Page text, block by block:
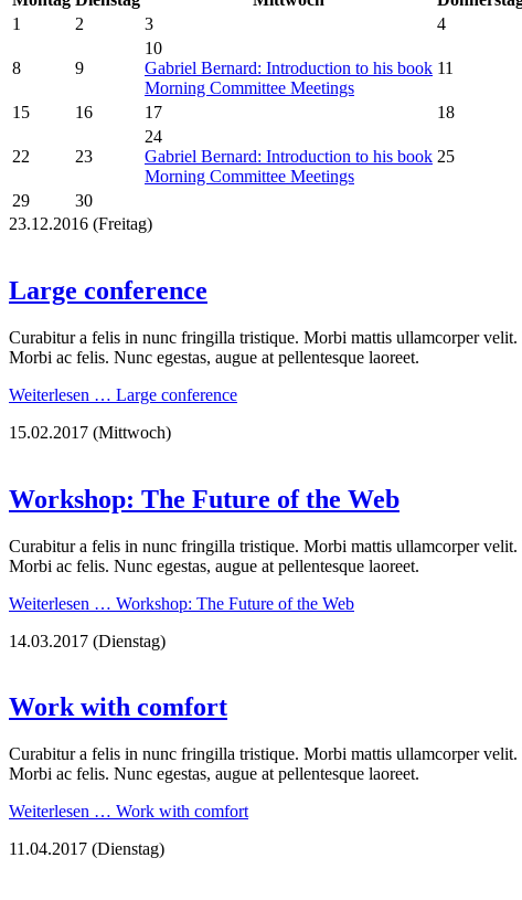
1
2 3 4
8 9
10
Gabriel Bernard: Introduction to his book
Morning Committee Meetings
11
15 16 17 18
22 23
24
Gabriel Bernard: Introduction to his book
Morning Committee Meetings
25
29
30
23.12.2016 (Freitag)
Large conference
Curabitur a felis in nunc fringilla tristique. Morbi mattis ullamcorper velit.
Morbi ac felis. Nunc egestas, augue at pellentesque laoreet.
Weiterlesen … Large conference
15.02.2017 (Mittwoch)
Workshop: The Future of the Web
Curabitur a felis in nunc fringilla tristique. Morbi mattis ullamcorper velit.
Morbi ac felis. Nunc egestas, augue at pellentesque laoreet.
Weiterlesen … Workshop: The Future of the Web
14.03.2017 (Dienstag)
Work with comfort
Curabitur a felis in nunc fringilla tristique. Morbi mattis ullamcorper velit.
Morbi ac felis. Nunc egestas, augue at pellentesque laoreet.
Weiterlesen … Work with comfort
11.04.2017 (Dienstag)